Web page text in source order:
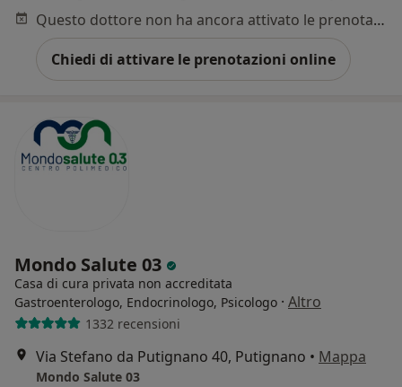
Questo dottore non ha ancora attivato le prenotazioni online presso questo indirizzo.
Chiedi di attivare le prenotazioni online
Mondo Salute 03
Casa di cura privata non accreditata
Gastroenterologo, Endocrinologo, Psicologo · Altro
1332 recensioni
Via Stefano da Putignano 40, Putignano • Mappa
Mondo Salute 03